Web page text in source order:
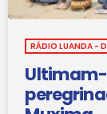
RÁDIO LUANDA -